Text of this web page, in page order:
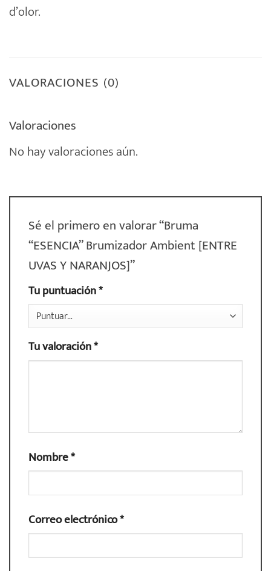
d’olor.
VALORACIONES (0)
Valoraciones
No hay valoraciones aún.
Sé el primero en valorar “Bruma
“ESENCIA” Brumizador Ambient [ENTRE
UVAS Y NARANJOS]”
Tu puntuación*
Tu valoración*
Nombre*
Correo electrónico*